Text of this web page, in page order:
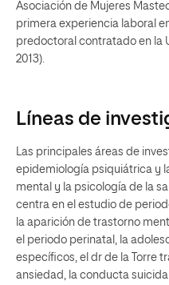
Asociación de Mujeres
primera experiencia laboral
predoctoral contratado en la
2013).
Líneas de
Las principales áreas de
epidemiología psiquiátrica y
mental y la psicología de la
centra en el estudio de
la aparición de trastorno
el periodo perinatal, la
específicos, el dr de la Torre
ansiedad, la conducta